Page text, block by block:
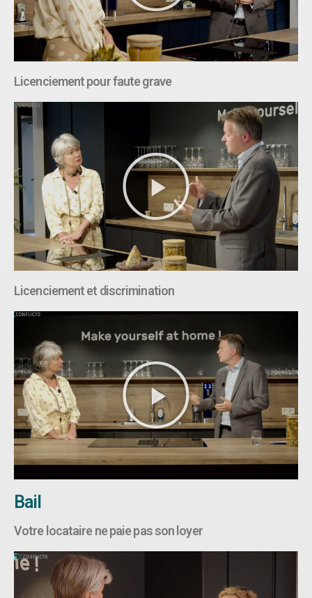
Licenciement pour faute grave
Licenciement et discrimination
Bail
Votre locataire ne paie pas son loyer